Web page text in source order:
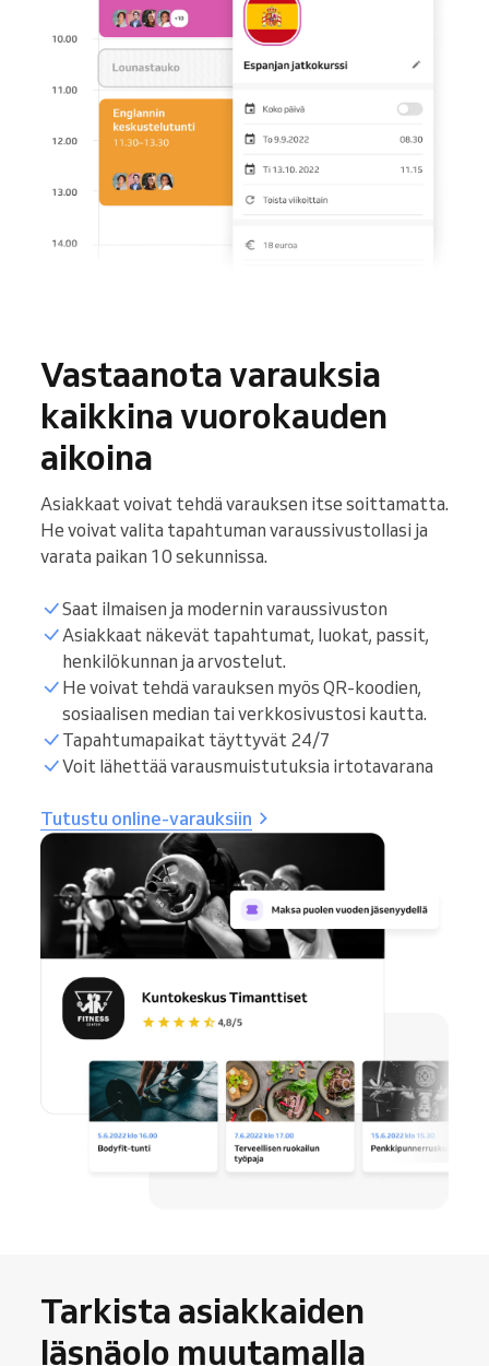
Vastaanota varauksia
kaikkina vuorokauden
aikoina
Asiakkaat voivat tehdä varauksen itse soittamatta.
He voivat valita tapahtuman varaussivustollasi ja
varata paikan 10 sekunnissa.
Saat ilmaisen ja modernin varaussivuston
Asiakkaat näkevät tapahtumat, luokat, passit,
henkilökunnan ja arvostelut.
He voivat tehdä varauksen myös QR-koodien,
sosiaalisen median tai verkkosivustosi kautta.
Tapahtumapaikat täyttyvät 24/7
Voit lähettää varausmuistutuksia irtotavarana
Tutustu online-varauksiin
Tarkista asiakkaiden
läsnäolo muutamalla